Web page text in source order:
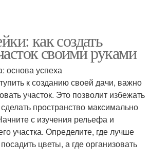
как создать
своими руками
основа успеха
к созданию своей дачи, важно
участок. Это позволит избежать
пространство максимально
с изучения рельефа и
участка. Определите, где лучше
цветы, а где организовать